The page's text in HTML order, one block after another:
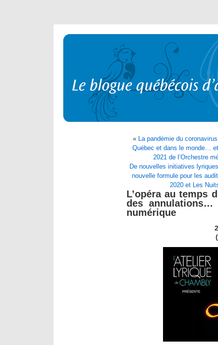
« La pandémie du
Québec et dans le monde…
2021 de l’Orchestre
De nouvelles initiatives
nouvelle formule pour les
2020 et Les
L’opéra au temps
des
numérique